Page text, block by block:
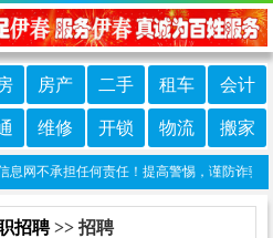
房产 二手 租车 会计
维修 开锁 物流 搬家
网不承担任何责任！提高警惕，谨防诈骗！
招聘>> 招聘